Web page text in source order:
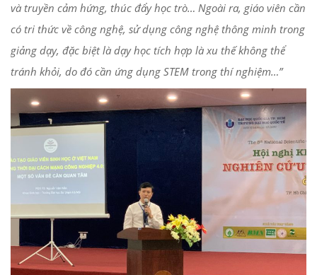
và truyền cảm hứng, thúc đẩy học trò… Ngoài ra, giáo viên cần
có tri thức về công nghệ, sử dụng công nghệ thông minh trong
giảng dạy, đặc biệt là dạy học tích hợp là xu thế không thể
tránh khỏi, do đó cần ứng dụng STEM trong thí nghiệm…”